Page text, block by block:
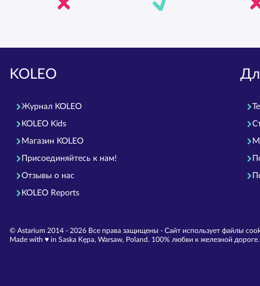
KOLEO
Журнал KOLEO
KOLEO Kids
Магазин KOLEO
Присоединяйтесь к нам!
Отзывы о нас
KOLEO Reports
© Astarium 2014 - 2026 Все права защищены - Сайт использует файлы
Made with ♥︎ in Saska Kępa, Warsaw, Poland. 100% любви к железной дороге.